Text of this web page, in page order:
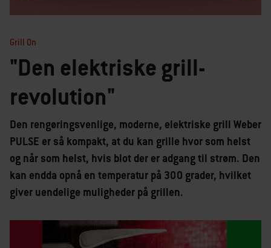
Grill On
"Den elektriske grill-
revolution"
Den rengøringsvenlige, moderne, elektriske grill Weber
PULSE er så kompakt, at du kan grille hvor som helst
og når som helst, hvis blot der er adgang til strøm. Den
kan endda opnå en temperatur på 300 grader, hvilket
giver uendelige muligheder på grillen.